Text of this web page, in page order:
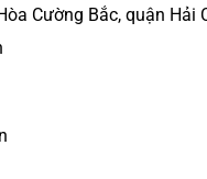
Cường Bắc, quận Hải